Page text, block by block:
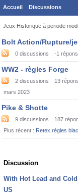
Accueil Discussions
Jeux Historique à periode
Category
List
Bolt Action/Rupture/
0 discussions -1
WW2 - règles Forge
2 discussions 13
mars 2023
Pike & Shotte
9 discussions 187
Plus récent : Retex règles
Discussion
List
Discussion
With Hot Lead and
US